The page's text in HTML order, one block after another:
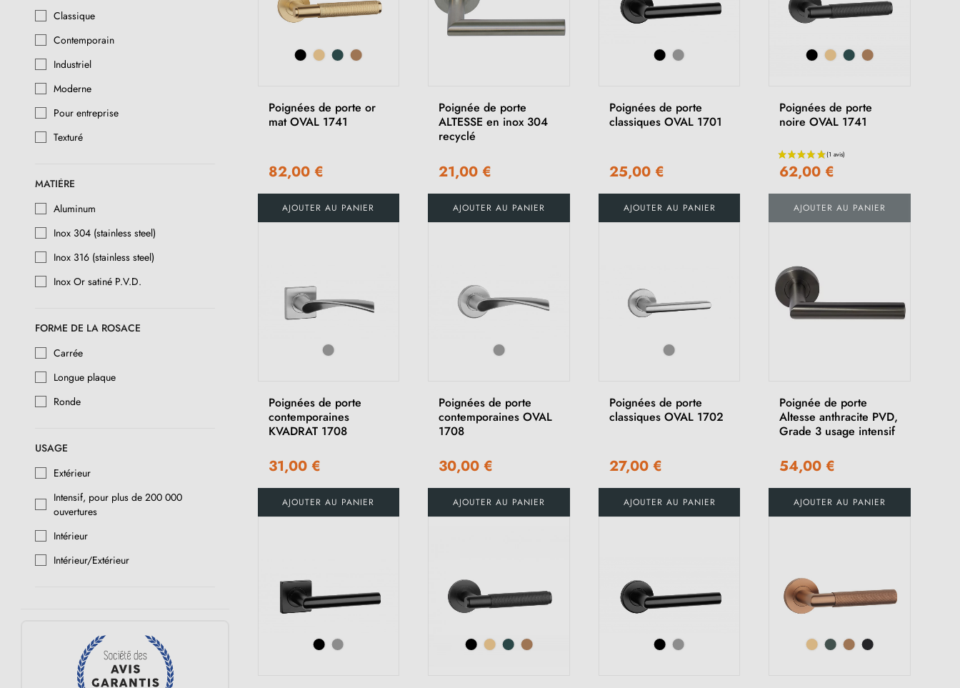
Classique
Contemporain
Industriel
Moderne
Pour entreprise
Texturé
MATIÈRE
Aluminum
Inox 304 (stainless steel)
Inox 316 (stainless steel)
Inox Or satiné P.V.D.
FORME DE LA ROSACE
Carrée
Longue plaque
Ronde
USAGE
Extérieur
Intensif, pour plus de 200 000
ouvertures
Intérieur
Intérieur/Extérieur
(1 avis)
Poignées de porte or
mat OVAL 1741
82,00 €
AJOUTER AU PANIER
Poignée de porte
ALTESSE en inox 304
recyclé
21,00 €
AJOUTER AU PANIER
Poignées de porte
classiques OVAL 1701
25,00 €
AJOUTER AU PANIER
Poignées de porte
noire OVAL 1741
62,00 €
AJOUTER AU PANIER
Poignées de porte
contemporaines
KVADRAT 1708
31,00 €
AJOUTER AU PANIER
Poignées de porte
contemporaines OVAL
1708
30,00 €
AJOUTER AU PANIER
Poignées de porte
classiques OVAL 1702
27,00 €
AJOUTER AU PANIER
Poignée de porte
Altesse anthracite PVD,
Grade 3 usage intensif
54,00 €
AJOUTER AU PANIER